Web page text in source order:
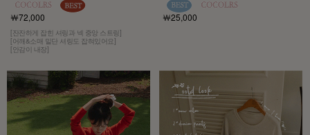
￦72,000
[잔잔하게 잡힌 셔링과 넥 중앙 스트링]
[어깨&소매 밑단 셔링도 잡혀있어요]
[안감이 내장]
￦25,000